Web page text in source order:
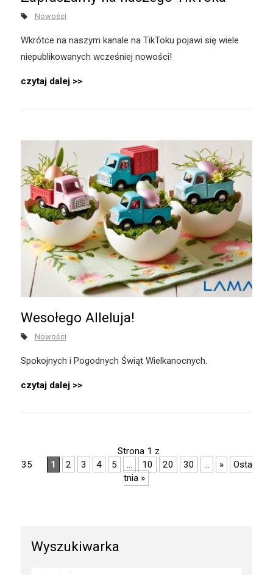
Nowości
Wkrótce na naszym kanale na TikToku pojawi się wiele
niepublikowanych wcześniej nowości!
czytaj dalej
Wesołego Alleluja!
Nowości
Spokojnych i Pogodnych Świąt Wielkanocnych.
czytaj dalej
Strona 1 z
35
1 2 3 4 5 ... 10 20 30 ... »
Osta
tnia »
Wyszukiwarka